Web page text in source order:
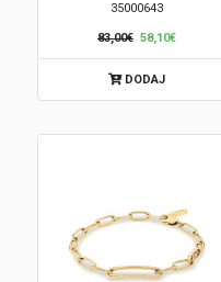
35000643
83,00€ 58,10€
DODAJ